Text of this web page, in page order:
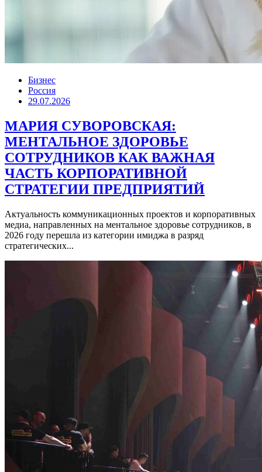
Бизнес
Россия
29.07.2026
МАРИЯ СУВОРОВСКАЯ:
МЕНТАЛЬНОЕ ЗДОРОВЬЕ
СОТРУДНИКОВ КАК ВАЖНАЯ
ЧАСТЬ КОРПОРАТИВНОЙ
СТРАТЕГИИ ПРЕДПРИЯТИЙ
Актуальность коммуникационных проектов и корпоративных
медиа, направленных на ментальное здоровье сотрудников, в
2026 году перешла из категории имиджа в разряд
стратегических...